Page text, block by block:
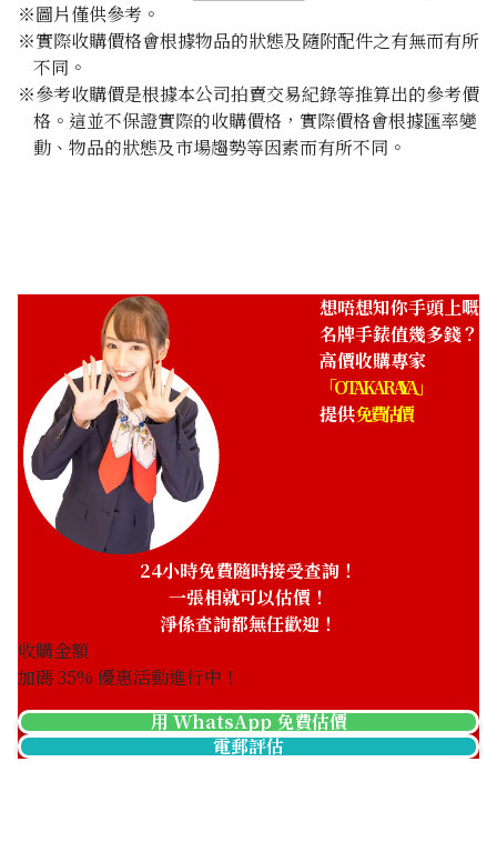
Breitling Bentley GT
J13362
參考回收價
HKD 83,716.02
J13048
參考回收價
HKD 59,793.42
Breitling Navitimer
H24322
參考回收價
HKD 163,722.77
收購日期: 2025年5月
※圖片僅供參考。
※實際收購價格會根據物品的狀態及隨附配件之有無而有所
不同。
※參考收購價是根據本公司拍賣交易紀錄等推算出的參考價
格。這並不保證實際的收購價格，實際價格會根據匯率變
動、物品的狀態及市場趨勢等因素而有所不同。
想唔想知你手頭上嘅
名牌手錶值幾多錢？
高價收購專家
「OTAKARAYA」
提供免費估價
24小時免費隨時接受查詢！
一張相就可以估價！
淨係查詢都無任歡迎！
收購金額
加碼35% 優惠活動進行中！
用 WhatsApp 免費估價
電郵評估